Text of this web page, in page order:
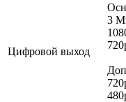
Цифровой выход
3